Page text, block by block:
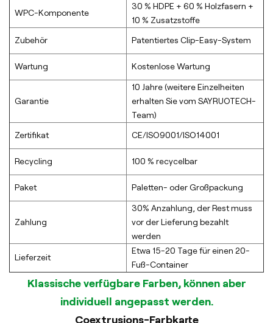
WPC-Komponente
30 % HDPE + 60 % Holzfasern +
10 % Zusatzstoffe
Zubehör Patentiertes Clip-Easy-System
Wartung Kostenlose Wartung
Garantie
10 Jahre (weitere Einzelheiten
erhalten Sie vom SAYRUOTECH-
Team)
Zertifikat CE/ISO9001/ISO14001
Recycling 100 % recycelbar
Paket Paletten- oder Großpackung
Zahlung
30% Anzahlung, der Rest muss
vor der Lieferung bezahlt
werden
Lieferzeit
Etwa 15-20 Tage für einen 20-
Fuß-Container
Klassische verfügbare Farben, können aber
individuell angepasst werden.
Coextrusions-Farbkarte